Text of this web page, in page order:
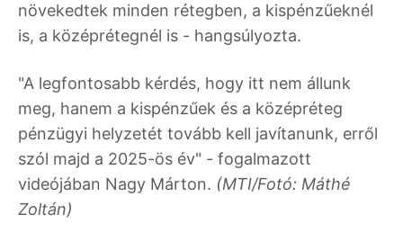
növekedtek minden rétegben, a kispénzűeknél
is, a középrétegnél is - hangsúlyozta.
"A legfontosabb kérdés, hogy itt nem állunk
meg, hanem a kispénzűek és a középréteg
pénzügyi helyzetét tovább kell javítanunk, erről
szól majd a 2025-ös év" - fogalmazott
videójában Nagy Márton. (MTI/Fotó: Máthé
Zoltán)